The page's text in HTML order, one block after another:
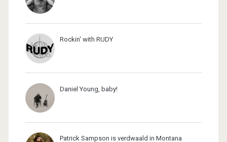
Rockin' with RUDY
Daniel Young, baby!
Patrick Sampson is verdwaald in Montana